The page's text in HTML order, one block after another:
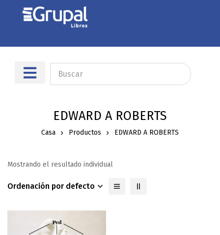
EDWARD A ROBERTS
Casa Productos EDWARD A ROBERTS
Mostrando el resultado individual
Ordenación por defecto